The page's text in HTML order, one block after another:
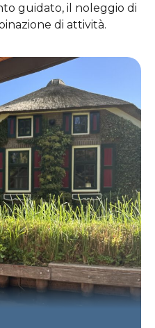
guidato, il noleggio di
di attività.